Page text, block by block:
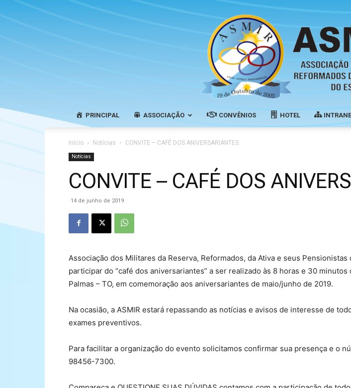
PRINCIPAL ASSOCIAÇÃO CONVÊNIOS HOTEL
Início Notícias CONVITE – CAFÉ DOS ANIVERSARIANTES.
Notícias
CONVITE – CAFÉ DOS
14 de junho de 2019
Associação dos Militares da Reserva, Reformados, da Ativa e seus
participar do “café dos aniversariantes” a ser realizado às 8 horas e 30
Palmas – TO, em comemoração aos aniversariantes de maio/junho de 2019.
Na ocasião, a ASMIR estará repassando as notícias e avisos de interesse de
exames preventivos.
Para facilitar a organização do evento solicitamos confirmar sua presença e o
98456-7300.